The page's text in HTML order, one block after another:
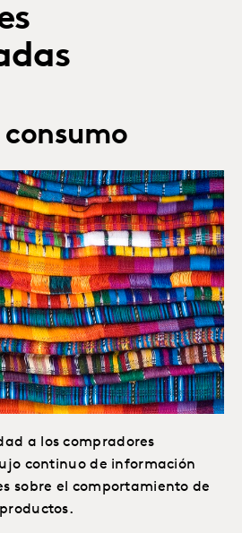
consumo
a los compradores
continuo de información
sobre el comportamiento de